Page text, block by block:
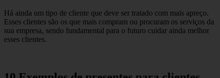
Há ainda um tipo de cliente que deve ser tratado com mais apreço.
Esses clientes são os que mais compram ou procuram os serviços da
sua empresa, sendo fundamental para o futuro cuidar ainda melhor
esses clientes.